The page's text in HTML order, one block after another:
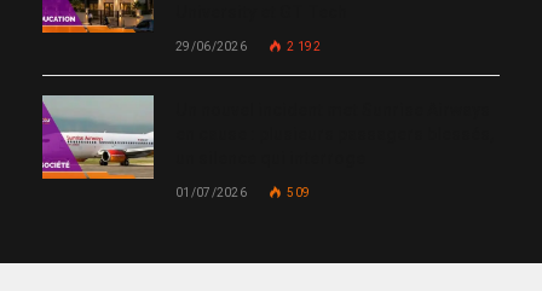
29/06/2026 2 192
01/07/2026 509